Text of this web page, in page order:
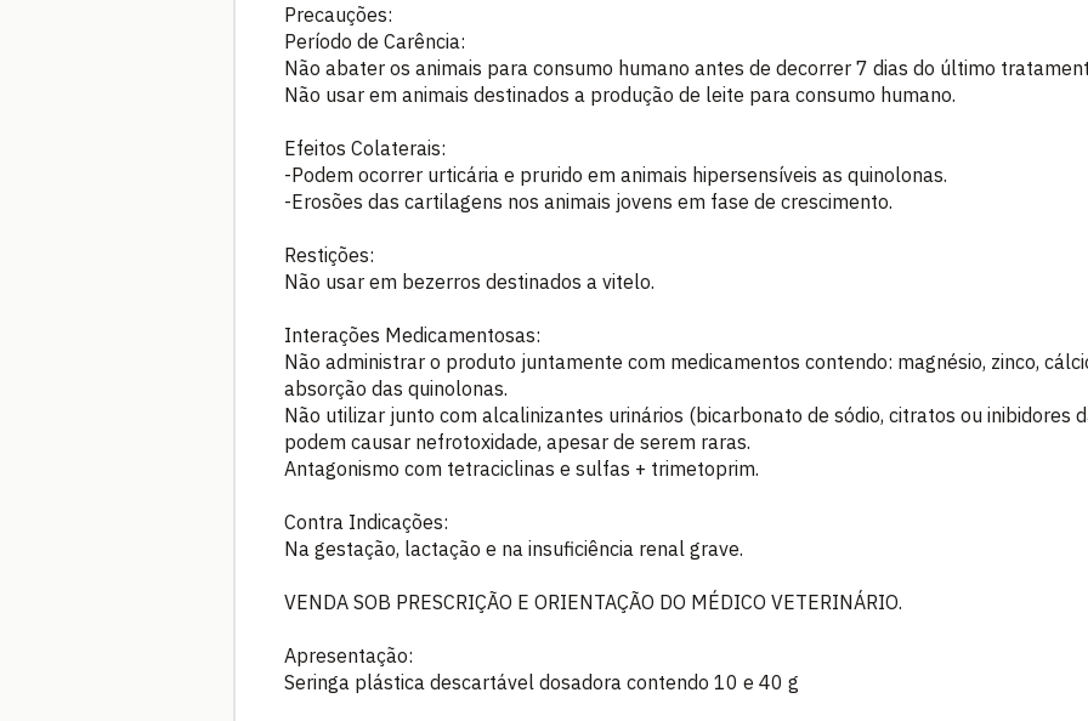
Precauções:
Período de Carência:
Não abater os animais para consumo humano antes de decorrer 7 dias do último
Não usar em animais destinados a produção de leite para consumo humano.
Efeitos Colaterais:
-Podem ocorrer urticária e prurido em animais hipersensíveis as quinolonas.
-Erosões das cartilagens nos animais jovens em fase de crescimento.
Restições:
Não usar em bezerros destinados a vitelo.
Interações Medicamentosas:
Não administrar o produto juntamente com medicamentos contendo: magnésio, zinco,
absorção das quinolonas.
Não utilizar junto com alcalinizantes urinários (bicarbonato de sódio, citratos ou inibidores
podem causar nefrotoxidade, apesar de serem raras.
Antagonismo com tetraciclinas e sulfas + trimetoprim.
Contra Indicações:
Na gestação, lactação e na insuficiência renal grave.
VENDA SOB PRESCRIÇÃO E ORIENTAÇÃO DO MÉDICO VETERINÁRIO.
Apresentação:
Seringa plástica descartável dosadora contendo 10 e 40 g